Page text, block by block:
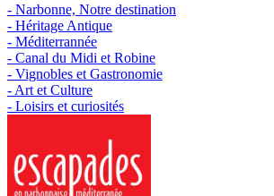
- Narbonne, Notre destination
- Héritage Antique
- Méditerrannée
- Canal du Midi et Robine
- Vignobles et Gastronomie
- Art et Culture
- Loisirs et curiosités